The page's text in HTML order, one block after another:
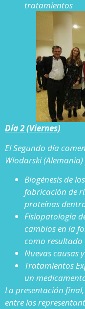
tratamientos
Día 2 (Viernes)
El Segundo día
Wlodarski
Biogénesis de los
fabricación de
proteínas
Fisiopatología
cambios en la
como resultado
Nuevas causas
Tratamientos
un
La presentación
entre los